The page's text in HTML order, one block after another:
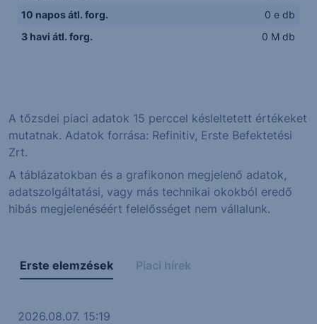
10 napos átl. forg.
0 e db
3 havi átl. forg.
0 M db
A tőzsdei piaci adatok 15 perccel késleltetett értékeket
mutatnak. Adatok forrása: Refinitiv, Erste Befektetési
Zrt.
A táblázatokban és a grafikonon megjelenő adatok,
adatszolgáltatási, vagy más technikai okokból eredő
hibás megjelenéséért felelősséget nem vállalunk.
Erste elemzések Piaci hírek
2026.08.07. 15:19